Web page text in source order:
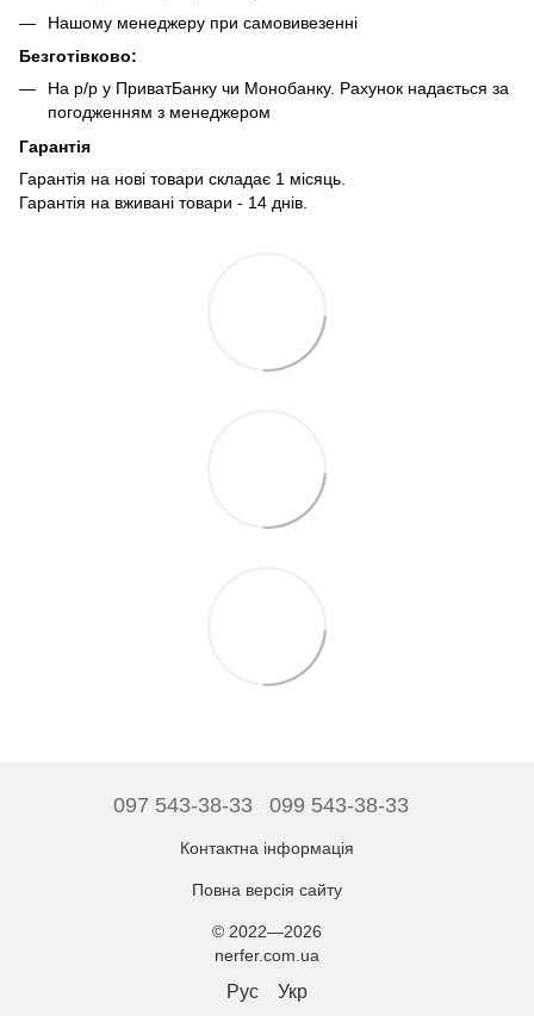
Нашому менеджеру при самовивезенні
Безготівково:
На р/р у ПриватБанку чи Монобанку. Рахунок надається за
погодженням з менеджером
Гарантія
Гарантія на нові товари складає 1 місяць.
Гарантія на вживані товари - 14 днів.
097 543-38-33 099 543-38-33
Контактна інформація
Повна версія сайту
© 2022—2026
nerfer.com.ua
Рус Укр